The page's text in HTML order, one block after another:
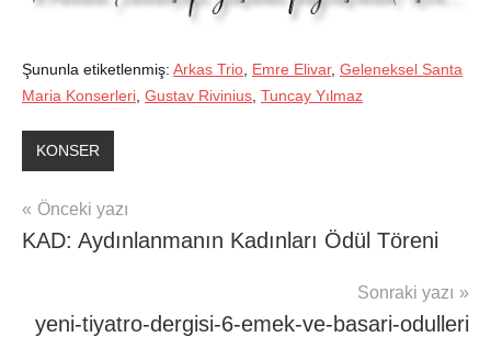
Şununla etiketlenmiş: Arkas Trio Emre Elivar, Geleneksel Santa
Maria Konserleri Gustav Rivinius Tuncay Yılmaz
KONSER
Yazı
gezinmesi
Önceki yazı
KAD: Aydınlanmanın Kadınları Ödül Töreni
Sonraki yazı
yeni-tiyatro-dergisi-6-emek-ve-basari-odulleri